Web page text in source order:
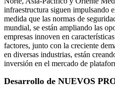
infraestructura siguen impulsando
medida que las normas de
mundial, se están ampliando las
empresas innoven en
factores, junto con la creciente
en diversas industrias, están
inversión en el mercado de
Desarrollo de NUEVOS